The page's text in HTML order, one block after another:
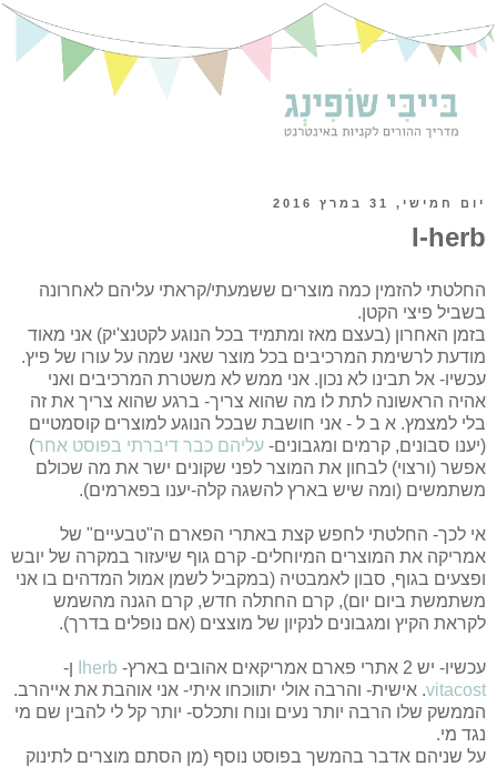
יום חמישי, 31 במרץ 2016
I-herb
החלטתי להזמין כמה מוצרים ששמעתי/קראתי עליהם לאחרונה
בשביל פיצי הקטן.
בזמן האחרון (בעצם מאז ומתמיד בכל הנוגע לקטנצ'יק) אני מאוד
מודעת לרשימת המרכיבים בכל מוצר שאני שמה על עורו של פיץ.
עכשיו- אל תבינו לא נכון. אני ממש לא משטרת המרכיבים ואני
אהיה הראשונה לתת לו מה שהוא צריך- ברגע שהוא צריך את זה
בלי למצמץ. א ב ל - אני חושבת שבכל הנוגע למוצרים קוסמטיים
(יענו סבונים, קרמים ומגבונים- עליהם כבר דיברתי בפוסט אחר)
אפשר (ורצוי) לבחון את המוצר לפני שקונים ישר את מה שכולם
משתמשים (ומה שיש בארץ להשגה קלה-יענו בפארמים).
אי לכך- החלטתי לחפש קצת באתרי הפארם ה"טבעיים" של
אמריקה את המוצרים המיוחלים- קרם גוף שיעזור במקרה של יובש
ופצעים בגוף, סבון לאמבטיה (במקביל לשמן אמול המדהים בו אני
משתמשת ביום יום), קרם החתלה חדש, קרם הגנה מהשמש
לקראת הקיץ ומגבונים לנקיון של מוצצים (אם נופלים בדרך).
עכשיו- יש 2 אתרי פארם אמריקאים אהובים בארץ- Iherb
ן-
vitacost. אישית- והרבה אולי יתווכחו איתי- אני אוהבת את אייהרב.
הממשק שלו הרבה יותר נעים ונוח ותכלס- יותר קל לי להבין שם מי
נגד מי.
על שניהם אדבר בהמשך בפוסט נוסף (מן הסתם מוצרים לתינוק